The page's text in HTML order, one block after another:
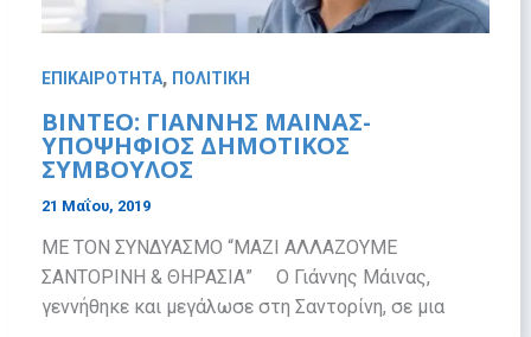
ΕΠΙΚΑΙΡΟΤΗΤΑ, ΠΟΛΙΤΙΚΗ
ΒΙΝΤΕΟ: ΓΙΑΝΝΗΣ ΜΑΙΝΑΣ-
ΥΠΟΨΗΦΙΟΣ ΔΗΜΟΤΙΚΟΣ
ΣΥΜΒΟΥΛΟΣ
21 Μαΐου, 2019
ΜΕ ΤΟΝ ΣΥΝΔΥΑΣΜΟ “ΜΑΖΙ ΑΛΛΑΖΟΥΜΕ
ΣΑΝΤΟΡΙΝΗ & ΘΗΡΑΣΙΑ” Ο Γιάννης Μάινας,
γεννήθηκε και μεγάλωσε στη Σαντορίνη, σε μια